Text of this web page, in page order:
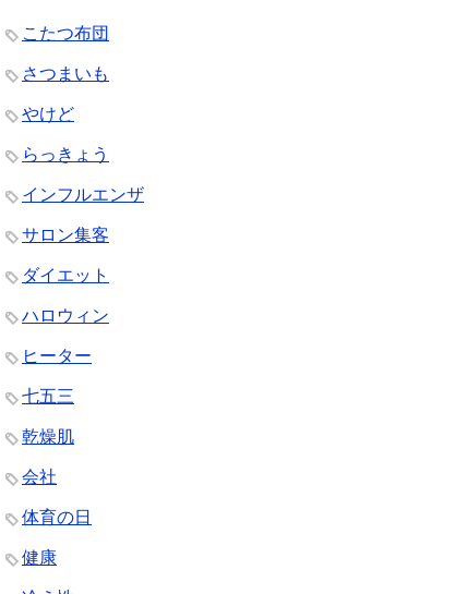
こたつ布団
さつまいも
やけど
らっきょう
インフルエンザ
サロン集客
ダイエット
ハロウィン
ヒーター
七五三
乾燥肌
会社
体育の日
健康